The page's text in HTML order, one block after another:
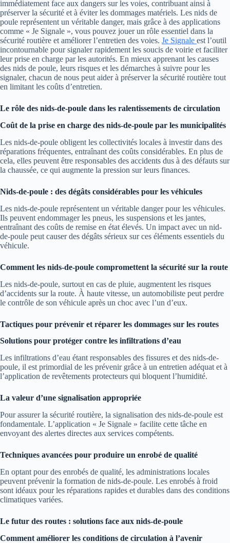
immédiatement face aux dangers sur les voies, contribuant ainsi à
préserver la sécurité et à éviter les dommages matériels. Les nids de
poule représentent un véritable danger, mais grâce à des applications
comme « Je Signale », vous pouvez jouer un rôle essentiel dans la
sécurité routière et améliorer l’entretien des voies. Je Signale est l’outil
incontournable pour signaler rapidement les soucis de voirie et faciliter
leur prise en charge par les autorités. En mieux apprenant les causes
des nids de poule, leurs risques et les démarches à suivre pour les
signaler, chacun de nous peut aider à préserver la sécurité routière tout
en limitant les coûts d’entretien.
Le rôle des nids-de-poule dans les ralentissements de circulation
Coût de la prise en charge des nids-de-poule par les municipalités
Les nids-de-poule obligent les collectivités locales à investir dans des
réparations fréquentes, entraînant des coûts considérables. En plus de
cela, elles peuvent être responsables des accidents dus à des défauts sur
la chaussée, ce qui augmente la pression sur leurs finances.
Nids-de-poule : des dégâts considérables pour les véhicules
Les nids-de-poule représentent un véritable danger pour les véhicules.
Ils peuvent endommager les pneus, les suspensions et les jantes,
entraînant des coûts de remise en état élevés. Un impact avec un nid-
de-poule peut causer des dégâts sérieux sur ces éléments essentiels du
véhicule.
Comment les nids-de-poule compromettent la sécurité sur la route
Les nids-de-poule, surtout en cas de pluie, augmentent les risques
d’accidents sur la route. À haute vitesse, un automobiliste peut perdre
le contrôle de son véhicule après un choc avec l’un d’eux.
Tactiques pour prévenir et réparer les dommages sur les routes
Solutions pour protéger contre les infiltrations d’eau
Les infiltrations d’eau étant responsables des fissures et des nids-de-
poule, il est primordial de les prévenir grâce à un entretien adéquat et à
l’application de revêtements protecteurs qui bloquent l’humidité.
La valeur d’une signalisation appropriée
Pour assurer la sécurité routière, la signalisation des nids-de-poule est
fondamentale. L’application « Je Signale » facilite cette tâche en
envoyant des alertes directes aux services compétents.
Techniques avancées pour produire un enrobé de qualité
En optant pour des enrobés de qualité, les administrations locales
peuvent prévenir la formation de nids-de-poule. Les enrobés à froid
sont idéaux pour les réparations rapides et durables dans des conditions
climatiques variées.
Le futur des routes : solutions face aux nids-de-poule
Comment améliorer les conditions de circulation à l’avenir